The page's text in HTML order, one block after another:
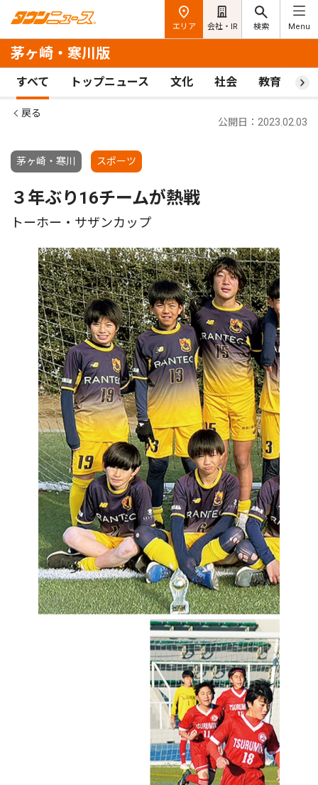
エリア 会社・IR 検索 Menu
茅ヶ崎・寒川版
すべて トップニュース 文化 社会 教育 ス
戻る
茅ヶ崎・寒川 スポーツ
公開日：2023.02.03
３年ぶり16チームが熱戦
トーホー・サザンカップ